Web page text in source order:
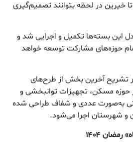
در لحظه بتوانند تصمیم‌گیری
این بسته‌ها تکمیل و اجرایی شد و
حوزه‌های مشارکت توسعه خواهد
تشریح آخرین بخش از طرح‌های
مسکن، تجهیزات توانبخشی و
به‌صورت عددی و شفاف طراحی شده
شهرستان اجرا می‌شود.
۱۴۰۴